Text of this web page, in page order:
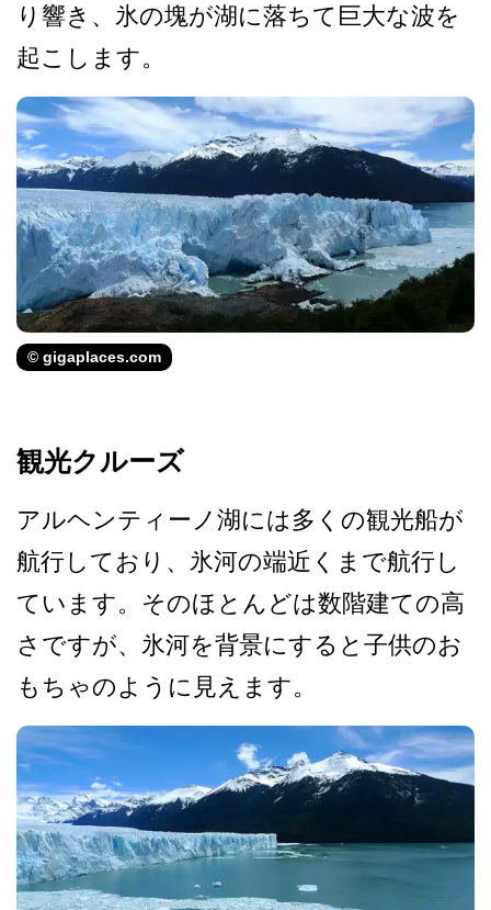
り響き、氷の塊が湖に落ちて巨大な波を
起­こします。
© gigaplaces.com
観光クルーズ
アルヘンティーノ湖には多く­の観光船が
航行しており、氷河の端近くまで航行し
て­います。そのほとんどは数階建ての高
さですが、氷河­を背景にすると子供のお
もちゃのように見えます。